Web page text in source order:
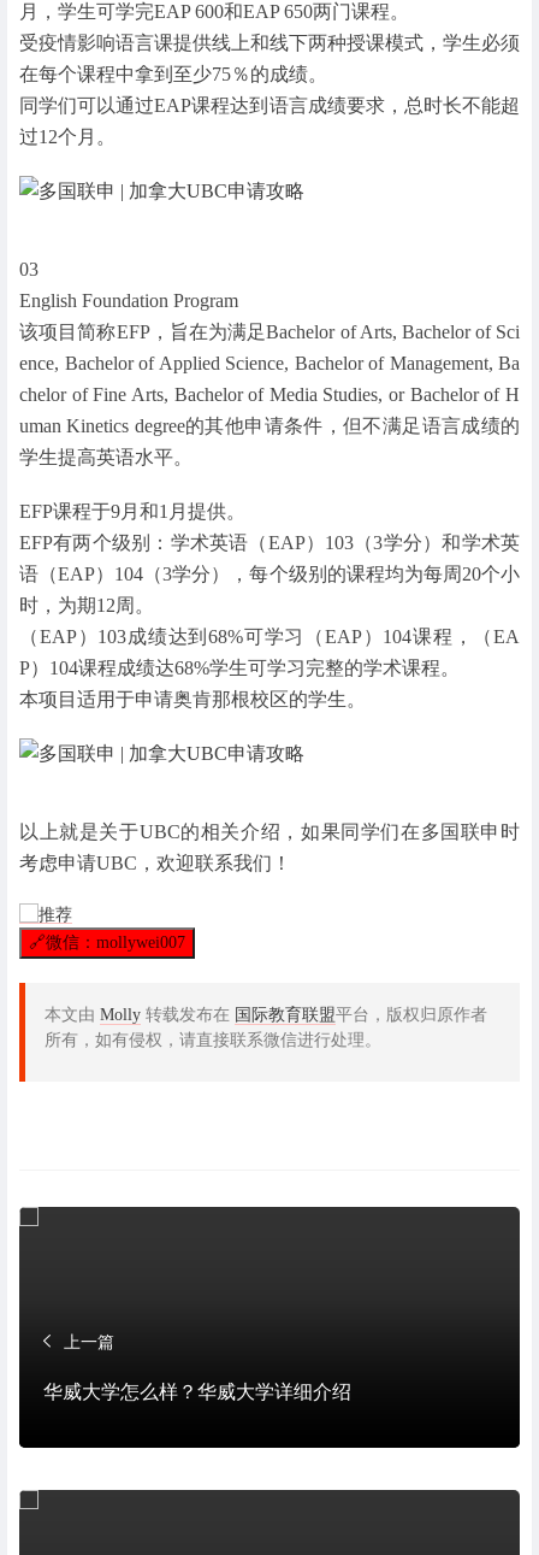
月，学生可学完EAP 600和EAP 650两门课程。
受疫情影响语言课提供线上和线下两种授课模式，学生必须
在每个课程中拿到至少75％的成绩。
同学们可以通过EAP课程达到语言成绩要求，总时长不能超
过12个月。
03
English Foundation Program
该项目简称EFP，旨在为满足Bachelor of Arts, Bachelor of Sci
ence, Bachelor of Applied Science, Bachelor of Management, Ba
chelor of Fine Arts, Bachelor of Media Studies, or Bachelor of H
uman Kinetics degree的其他申请条件，但不满足语言成绩的
学生提高英语水平。
EFP课程于9月和1月提供。
EFP有两个级别：学术英语（EAP）103（3学分）和学术英
语（EAP）104（3学分），每个级别的课程均为每周20个小
时，为期12周。
（EAP）103成绩达到68%可学习（EAP）104课程，（EA
P）104课程成绩达68%学生可学习完整的学术课程。
本项目适用于申请奥肯那根校区的学生。
以上就是关于UBC的相关介绍，如果同学们在多国联申时
考虑申请UBC，欢迎联系我们！
🔗微信：mollywei007
本文由 Molly 转载发布在 国际教育联盟平台，版权归原作者
所有，如有侵权，请直接联系微信进行处理。
上一篇
华威大学怎么样？华威大学详细介绍